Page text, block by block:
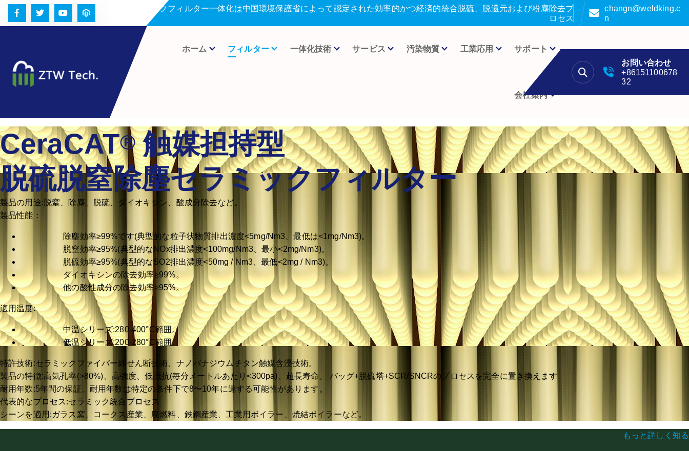
プ
セラミックフィルター一体化は中国環境保護省によって認定された効率的かつ経済的統合脱硫、脱還元および粉塵除去プ
ロセス
changn@weldking.c
n
ホーム フィルター 一体化技術 サービス 汚染物質 工業応用 サポート
会社案内
お問い合わせ
+86151100678
32
CeraCAT®触媒担持型
脱硫脱窒除塵セラミックフィルター
製品の用途:脱窒、除塵、脱硫、ダイオキシン、酸成分除去など。
製品性能：
除塵効率≥99%です(典型的な粒子状物質排出濃度<5mg/Nm3、最低は<1mg/Nm3)。
脱窒効率≥95%(典型的なNOx排出濃度<100mg/Nm3、最小<2mg/Nm3)。
脱硫効率≥95%(典型的なSO2排出濃度<50mg / Nm3、最低<2mg / Nm3)。
ダイオキシンの除去効率≥99%。
他の酸性成分の除去効率≥95%。
適用温度:
中温シリーズ:280-400°C範囲。
低温シリーズ:200-280°C範囲。
特許技術:セラミックファイバー綿せん断技術、ナノバナジウムチタン触媒含浸技術。
製品の特徴:高気孔率(>80%)、高強度、低抵抗(毎分メートルあたり<300pa)、超長寿命。 バッグ+脱硫塔+SCR/SNCRのプロセスを完全に置き換えます
耐用年数:5年間の保証、耐用年数は特定の条件下で8〜10年に達する可能性があります。
代表的なプロセス:セラミック統合プロセス
シーンを適用:ガラス窯、コークス産業、廃燃料、鉄鋼産業、工業用ボイラー、焼結ボイラーなど。
もっと詳しく知る